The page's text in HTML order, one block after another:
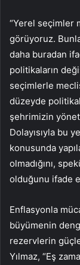
“Yerel seçimler
görüyoruz.
daha buradan
politikaların
seçimlerle
düzeyde
şehrimizin
Dolayısıyla bu
konusunda
olmadığını,
olduğunu ifade
Enflasyonla
büyümenin
rezervlerin
Yılmaz, “Eş